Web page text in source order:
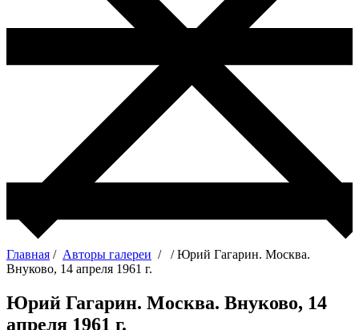
Главная / Авторы галереи /
/ Юрий Гагарин. Москва.
Внуково, 14 апреля 1961 г.
Юрий Гагарин. Москва. Внуково, 14
апреля 1961 г.